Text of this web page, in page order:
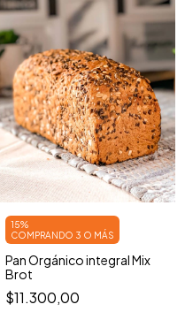
15%
COMPRANDO 3 O MÁS
Pan Orgánico integral Mix
Brot
$11.300,00